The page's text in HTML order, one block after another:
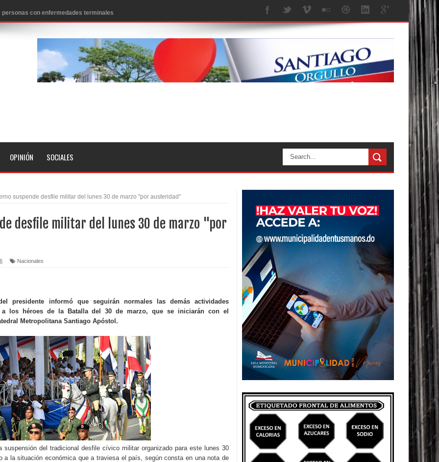
con enfermedades terminales
SD 2026
aeropuertos de EE.UU., según NBC
problema cardíaco
sacar al PRM del Gobierno
tras la anulación de condena de 15 años por lavado
metas de transparencia a través SISMAP municipal
Evo Morales
nacional
entrar a España
venta de alcohol vigente desde 2006 y exige ley del
sanitario y se reúne con alcalde San Cristóbal
7,1 en Japón
Penal
Complementario gobierno endeuda país con
OPINIÓN SOCIALES
suspende desfile militar del lunes 30 de marzo "por austeridad"
desfile militar del lunes 30 de marzo "por
Nacionales
presidente informó que seguirán normales las demás actividades
a los héroes de la Batalla del 30 de marzo, que se iniciarán con el
Metropolitana Santiago Apóstol.
suspensión del tradicional desfile cívico militar organizado para este lunes 30
a la situación económica que a traviesa el país, según consta en una nota de